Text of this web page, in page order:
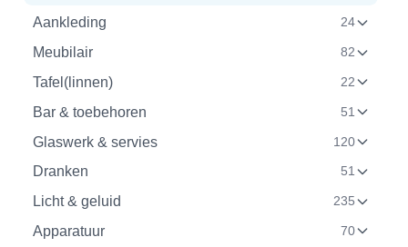
Aankleding 24
Meubilair 82
Tafel(linnen) 22
Bar & toebehoren 51
Glaswerk & servies 120
Dranken 51
Licht & geluid 235
Apparatuur 70